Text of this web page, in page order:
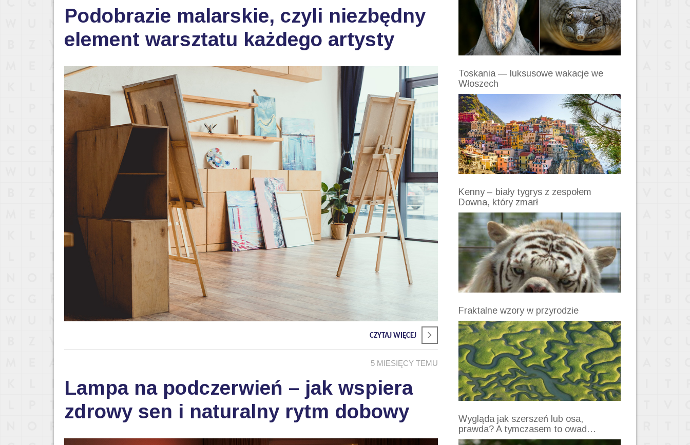
Podobrazie malarskie, czyli niezbędny
element warsztatu każdego artysty
CZYTAJ WIĘCEJ
5 MIESIĘCY TEMU
Lampa na podczerwień – jak wspiera
zdrowy sen i naturalny rytm dobowy
Toskania — luksusowe wakacje we
Włoszech
Kenny – biały tygrys z zespołem
Downa, który zmarł
Fraktalne wzory w przyrodzie
Wygląda jak szerszeń lub osa,
prawda? A tymczasem to owad…